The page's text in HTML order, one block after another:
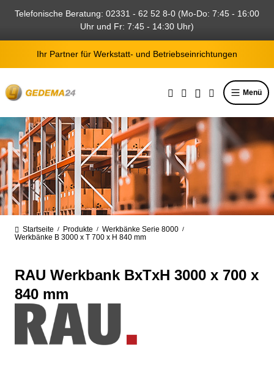
springen
Telefonische Beratung: 02331 - 62 52 8-0 (Mo-Do: 7:45 - 16:00
Uhr und Fr: 7:45 - 14:30 Uhr)
Ihr Partner für Werkstatt- und Betriebseinrichtungen
Menü
Startseite / Produkte / Werkbänke Serie 8000 /
Werkbänke B 3000 x T 700 x H 840 mm
RAU Werkbank BxTxH 3000 x 700 x
840 mm